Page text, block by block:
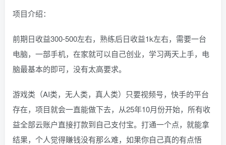
项目介绍：
前期日收益300-500左右，熟练后日收益1k左右，需要一台
电脑，一部手机，在家就可以自己创业，学习两天上手，电
脑最基本的即可，没有太高要求。
游戏类（AI类，无人类，真人类）只要视频号，快手的平台
存在，项目就会一直能做下去，从25年10月份开始，所有收
益全部云账户直接打款到自己支付宝。打通一个点，就能拿
结果，个人觉得賺钱没有那么难，如果你自己真的有点悟